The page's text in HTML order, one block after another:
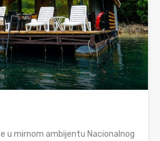
u mirnom ambijentu Nacionalnog